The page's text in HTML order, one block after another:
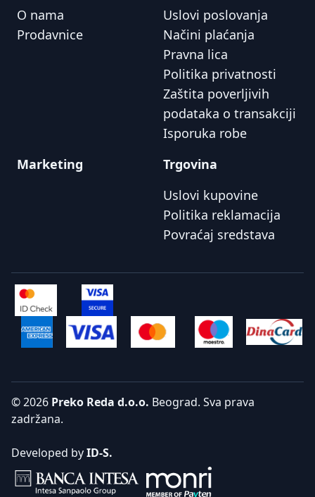
O nama
Prodavnice
Uslovi poslovanja
Načini plaćanja
Pravna lica
Politika privatnosti
Zaštita poverljivih
podataka o transakciji
Isporuka robe
Marketing
Trgovina
Uslovi kupovine
Politika reklamacija
Povraćaj sredstava
© 2026 Preko Reda d.o.o. Beograd. Sva prava
zadržana.
Developed byID-S.